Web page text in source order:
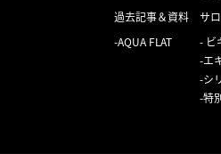
過去記事＆資料
AQUA FLAT
サ
ビ
エ
シ
特